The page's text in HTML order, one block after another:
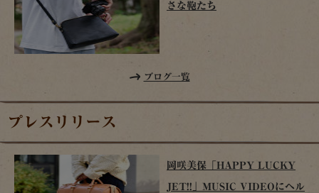
さな鞄たち
ブログ一覧
プレスリリース
岡咲美保「HAPPY LUCKY
JET!!」MUSIC VIDEOにヘル